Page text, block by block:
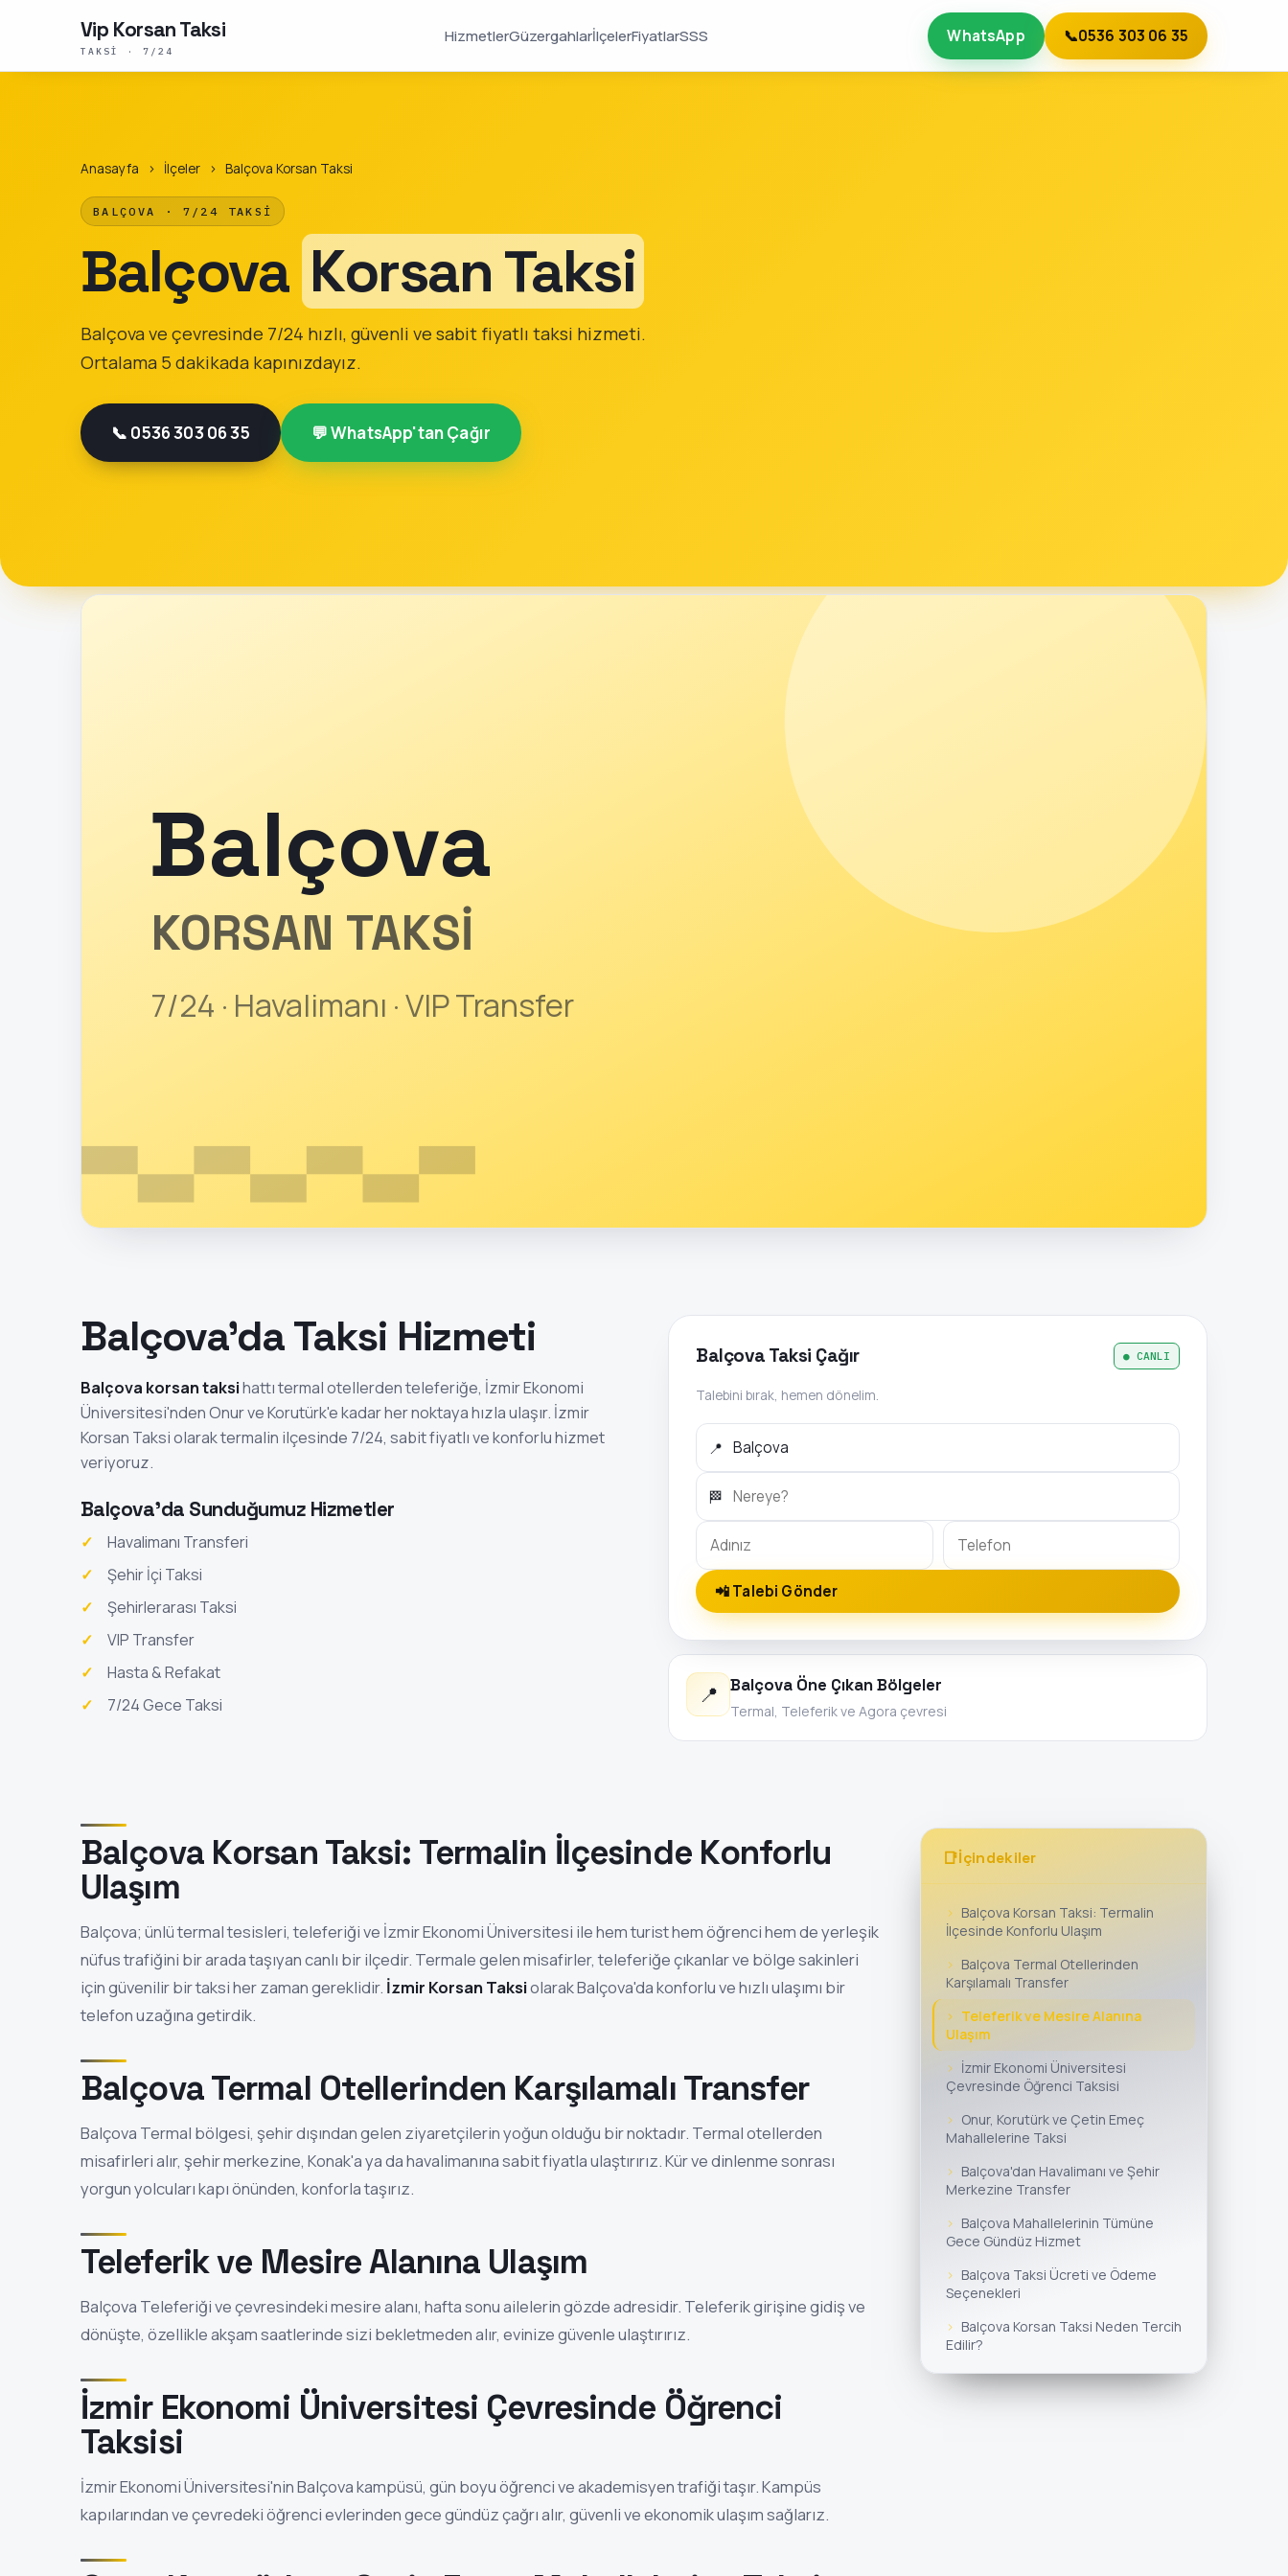
Vip Korsan Taksi
TAKSI · 7/24
HizmetlerGüzergahlarİlçelerFiyatlarSSS WhatsApp 📞0536 303 06 35
Anasayfa › İlçeler › Balçova Korsan Taksi
BALÇOVA · 7/24 TAKSI
Balçova Korsan Taksi
Balçova ve çevresinde 7/24 hızlı, güvenli ve sabit fiyatlı taksi hizmeti.
Ortalama 5 dakikada kapınızdayız.
📞 0536 303 06 35 💬 WhatsApp'tan Çağır
Balçova
KORSAN TAKSİ
7/24 · Havalimanı · VIP Transfer
Balçova'da Taksi Hizmeti
Balçova korsan taksihattı termal otellerden teleferiğe, İzmir Ekonomi
Üniversitesi'nden Onur ve Korutürk'e kadar her noktaya hızla ulaşır. İzmir
Korsan Taksi olarak termalin ilçesinde 7/24, sabit fiyatlı ve konforlu hizmet
veriyoruz.
Balçova'da Sunduğumuz Hizmetler
Havalimanı Transferi
Şehir İçi Taksi
Şehirlerarası Taksi
VIP Transfer
Hasta & Refakat
7/24 Gece Taksi
Balçova Taksi Çağır ● CANLI
Talebini bırak, hemen dönelim.
📍
🏁
📲 Talebi Gönder
📍 Balçova Öne Çıkan Bölgeler
Termal, Teleferik ve Agora çevresi
Balçova Korsan Taksi: Termalin İlçesinde Konforlu
Ulaşım
Balçova; ünlü termal tesisleri, teleferiği ve İzmir Ekonomi Üniversitesi ile hem turist hem öğrenci hem de yerleşik
nüfus trafiğini bir arada taşıyan canlı bir ilçedir. Termale gelen misafirler, teleferiğe çıkanlar ve bölge sakinleri
için güvenilir bir taksi her zaman gereklidir. İzmir Korsan Taksiolarak Balçova'da konforlu ve hızlı ulaşımı bir
telefon uzağına getirdik.
Balçova Termal Otellerinden Karşılamalı Transfer
Balçova Termal bölgesi, şehir dışından gelen ziyaretçilerin yoğun olduğu bir noktadır. Termal otellerden
misafirleri alır, şehir merkezine, Konak'a ya da havalimanına sabit fiyatla ulaştırırız. Kür ve dinlenme sonrası
yorgun yolcuları kapı önünden, konforla taşırız.
Teleferik ve Mesire Alanına Ulaşım
Balçova Teleferiği ve çevresindeki mesire alanı, hafta sonu ailelerin gözde adresidir. Teleferik girişine gidiş ve
dönüşte, özellikle akşam saatlerinde sizi bekletmeden alır, evinize güvenle ulaştırırız.
İzmir Ekonomi Üniversitesi Çevresinde Öğrenci
Taksisi
İzmir Ekonomi Üniversitesi'nin Balçova kampüsü, gün boyu öğrenci ve akademisyen trafiği taşır. Kampüs
kapılarından ve çevredeki öğrenci evlerinden gece gündüz çağrı alır, güvenli ve ekonomik ulaşım sağlarız.
📑İçindekiler
Balçova Korsan Taksi: Termalin
İlçesinde Konforlu Ulaşım
Balçova Termal Otellerinden
Karşılamalı Transfer
Teleferik ve Mesire Alanına
Ulaşım
İzmir Ekonomi Üniversitesi
Çevresinde Öğrenci Taksisi
Onur, Korutürk ve Çetin Emeç
Mahallelerine Taksi
Balçova'dan Havalimanı ve Şehir
Merkezine Transfer
Balçova Mahallelerinin Tümüne
Gece Gündüz Hizmet
Balçova Taksi Ücreti ve Ödeme
Seçenekleri
Balçova Korsan Taksi Neden Tercih
Edilir?